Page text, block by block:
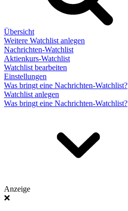
Übersicht
Weitere Watchlist anlegen
Nachrichten-Watchlist
Aktienkurs-Watchlist
Watchlist bearbeiten
Einstellungen
Was bringt eine Nachrichten-Watchlist?
Watchlist anlegen
Was bringt eine Nachrichten-Watchlist?
Anzeige
❌